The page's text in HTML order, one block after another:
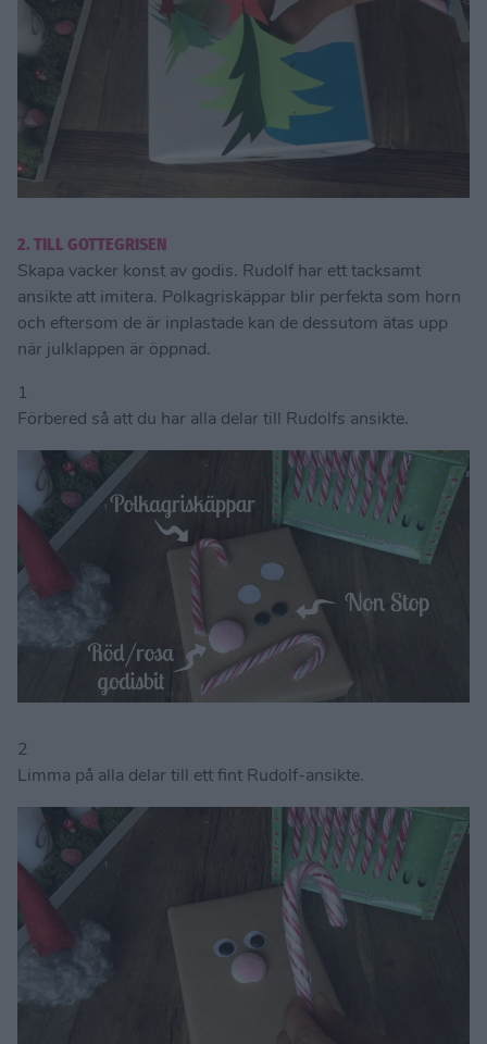
2. TILL GOTTEGRISEN
Skapa vacker konst av godis. Rudolf har ett tacksamt
ansikte att imitera. Polkagriskäppar blir perfekta som horn
och eftersom de är inplastade kan de dessutom ätas upp
när julklappen är öppnad.
1
Förbered så att du har alla delar till Rudolfs ansikte.
2
Limma på alla delar till ett fint Rudolf-ansikte.